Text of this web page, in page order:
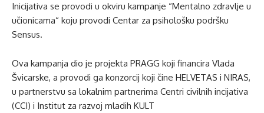
Inicijativa se provodi u okviru kampanje “Mentalno zdravlje u
učionicama“ koju provodi Centar za psihološku podršku
Sensus.
Ova kampanja dio je projekta PRAGG koji financira Vlada
Švicarske, a provodi ga konzorcij koji čine HELVETAS i NIRAS,
u partnerstvu sa lokalnim partnerima Centri civilnih incijativa
(CCI) i Institut za razvoj mladih KULT